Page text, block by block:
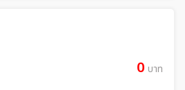
0 บาท